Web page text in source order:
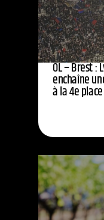
OL – Brest :
enchaîne
à la 4e place